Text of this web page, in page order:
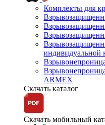
Комплекты для
индивидуальной
ARMEX
Скачать каталог
Скачать мобильный